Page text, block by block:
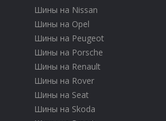
Шины на Nissan
Шины на Opel
Шины на Peugeot
Шины на Porsche
Шины на Renault
Шины на Rover
Шины на Seat
Шины на Skoda